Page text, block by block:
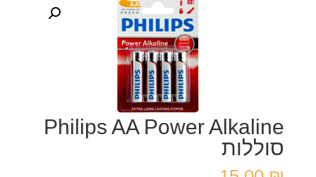
Philips AA Power Alkaline
סוללות